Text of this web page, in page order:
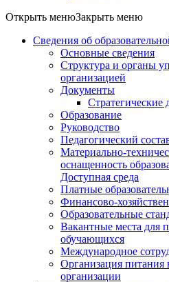
Открыть менюЗакрыть меню
Сведения об
Основные сведения
Структура и органы
организацией
Документы
Стратегические
Образование
Руководство
Педагогический
Материально-
оснащенность
Доступная среда
Платные
Финансово-
Образовательные
Вакантные места для
обучающихся
Международное
Организация питания
организации